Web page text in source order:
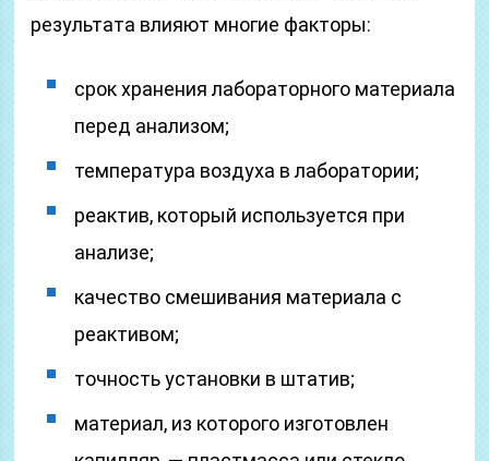
результата влияют многие факторы:
срок хранения лабораторного материала
перед анализом;
температура воздуха в лаборатории;
реактив, который используется при
анализе;
качество смешивания материала с
реактивом;
точность установки в штатив;
материал, из которого изготовлен